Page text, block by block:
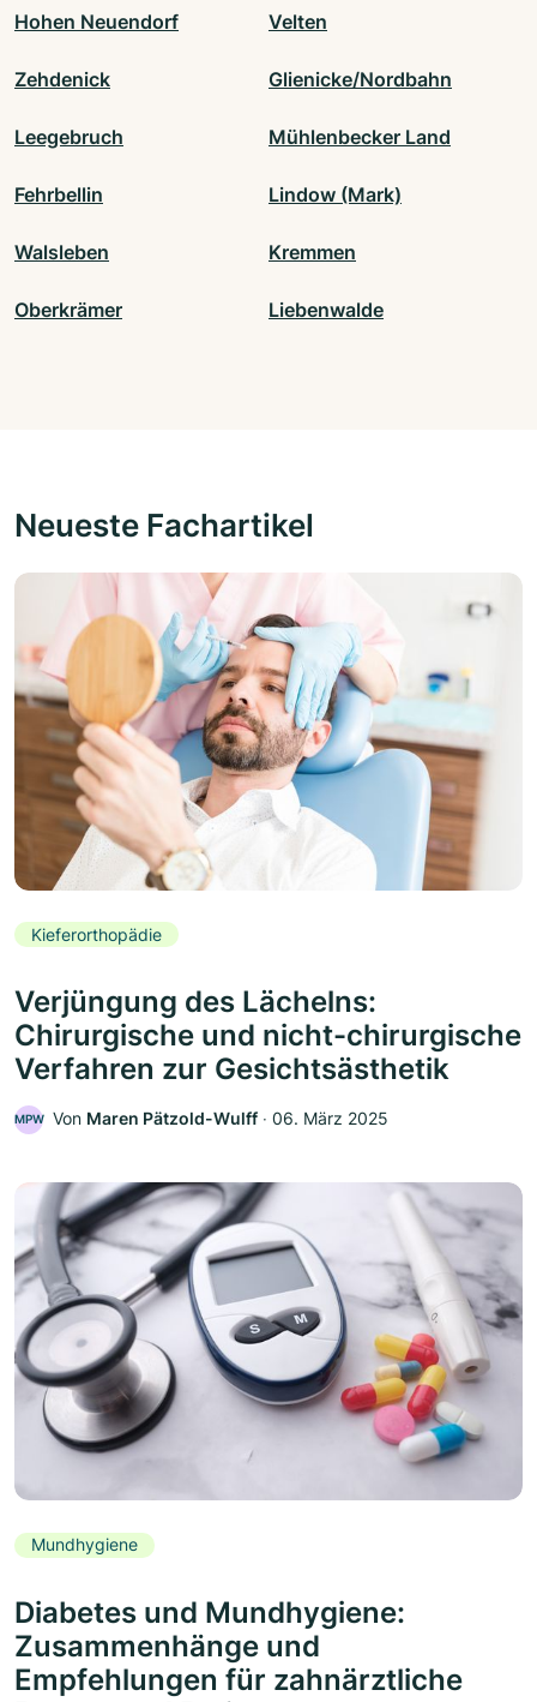
Hohen Neuendorf Velten
Zehdenick Glienicke/Nordbahn
Leegebruch Mühlenbecker Land
Fehrbellin Lindow (Mark)
Walsleben Kremmen
Oberkrämer Liebenwalde
Neueste Fachartikel
Kieferorthopädie
Verjüngung des Lächelns:
Chirurgische und nicht-chirurgische
Verfahren zur Gesichtsästhetik
MPW Von Maren Pätzold-Wulff ‧ 06. März 2025
Mundhygiene
Diabetes und Mundhygiene:
Zusammenhänge und
Empfehlungen für zahnärztliche